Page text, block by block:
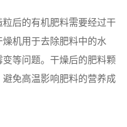
后的有机肥料需要经过干
机用于去除肥料中的水
等问题。干燥后的肥料颗
免高温影响肥料的营养成